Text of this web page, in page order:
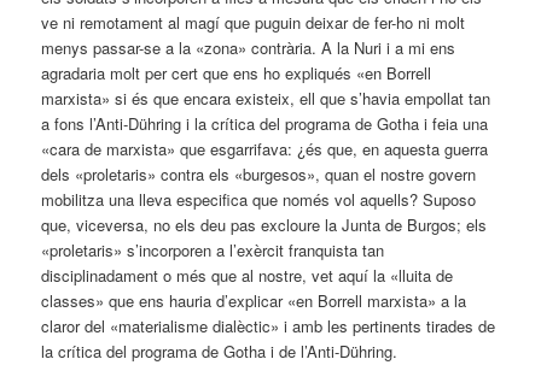
ve ni remotament al magí que puguin deixar de fer-ho ni molt
menys passar-se a la «zona» contrària. A la Nuri i a mi ens
agradaria molt per cert que ens ho expliqués «en Borrell
marxista» si és que encara existeix, ell que s’havia empollat tan
a fons l’Anti-Dühring i la crítica del programa de Gotha i feia una
«cara de marxista» que esgarrifava: ¿és que, en aquesta guerra
dels «proletaris» contra els «burgesos», quan el nostre govern
mobilitza una lleva especifica que només vol aquells? Suposo
que, viceversa, no els deu pas excloure la Junta de Burgos; els
«proletaris» s’incorporen a l’exèrcit franquista tan
disciplinadament o més que al nostre, vet aquí la «lluita de
classes» que ens hauria d’explicar «en Borrell marxista» a la
claror del «materialisme dialèctic» i amb les pertinents tirades de
la crítica del programa de Gotha i de l’Anti-Dühring.